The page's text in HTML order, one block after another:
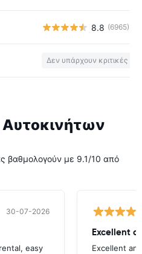
8.8 (6965)
Δεν υπάρχουν κριτικές
Αυτοκινήτων
βαθμολογούν με 9.1/10 από
30-07-2026
easy
Excellent
Excellent